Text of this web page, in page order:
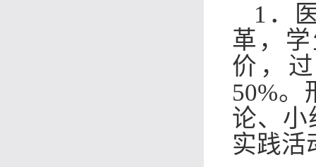
1．
革，
价，
50%
论、小
实践活